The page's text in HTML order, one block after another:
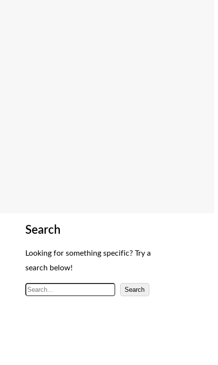
Search
Looking for something specific? Try a
search below!
A
Search